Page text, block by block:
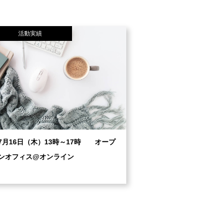
活動実績
月16日（木）13時～17時 オープ
オフィス@オンライン